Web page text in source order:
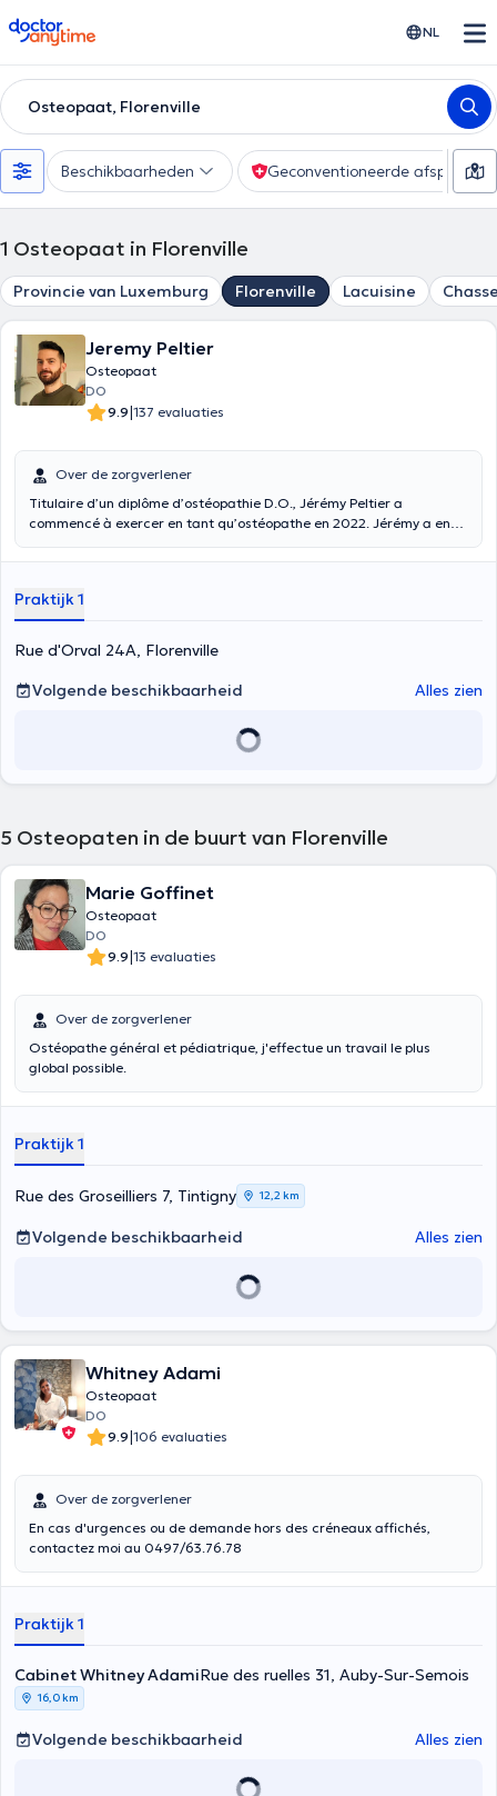
doctoranytime NL
Osteopaat, Florenville
Beschikbaarheden Geconventioneerde afspraak
1 Osteopaat in Florenville
Provincie van Luxemburg Florenville Lacuisine
Jeremy Peltier
Osteopaat
DO
9.9|137 evaluaties
Over de zorgverlener
Titulaire d’un diplôme d’ostéopathie D.O., Jérémy Peltier a
commencé à exercer en tant qu’ostéopathe en 2022. Jérémy a en
(IAO) où il a suivi une formation de 5 ans. Il a également une
avec une prise en charge très diversifiée et une connaissance
pointue des troubles orthopédiques. L’ostéopathe Jérémy Peltier est
spécialisé dans le domaine sportif, l’ostéoarticulaire, l’ostéopathie
pathologies et plaintes chez le nourrisson, l’adulte, la femme
enceinte, ou le sportif. Il propose ainsi différents types de
consultations et vous réserve un accueil chaleureux dans son
cabinet à Florenville. Les rendez-vous chez l’ostéopathe Jérémy
Praktijk 1
Rue d'Orval 24A, Florenville
Volgende beschikbaarheid
Alles zien
5 Osteopaten in de buurt van Florenville
Marie Goffinet
Osteopaat
DO
9.9|13 evaluaties
Over de zorgverlener
Ostéopathe général et pédiatrique, j'effectue un travail le plus
global possible.
Praktijk 1
Rue des Groseilliers 7, Tintigny 12,2 km
Volgende beschikbaarheid Alles zien
Whitney Adami
Osteopaat
DO
9.9|106 evaluaties
Over de zorgverlener
En cas d'urgences ou de demande hors des créneaux affichés,
contactez moi au 0497/63.76.78
Praktijk 1
Cabinet Whitney AdamiRue des ruelles 31, Auby-Sur-Semois
16,0 km
Volgende beschikbaarheid Alles zien